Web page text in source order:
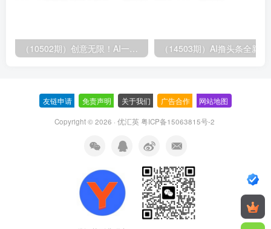
（10502期）创意无限！AI一键生成漫画视频，每天轻松收入300+，粘贴复制简单操作！
友链申请 免责声明 关于我们 广告合作 网站地图
Copyright © 2026 · 优汇英粤ICP备15063815号-2